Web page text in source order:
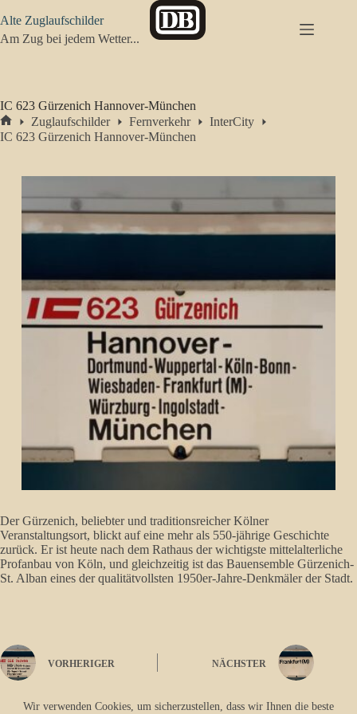
Inhalt
springen
Wir verwenden Cookies, um sicherzustellen, dass wir Ihnen die beste
Alte Zuglaufschilder
Am Zug bei jedem Wetter...
IC 623 Gürzenich Hannover-München
Start
Zuglaufschilder Fernverkehr
InterCity
IC 623 Gürzenich Hannover-München
Der Gürzenich, beliebter und traditionsreicher Kölner
Veranstaltungsort, blickt auf eine mehr als 550-jährige Geschichte
zurück. Er ist heute nach dem Rathaus der wichtigste mittelalterliche
Profanbau von Köln, und gleichzeitig ist das Bauensemble Gürzenich-
St. Alban eines der qualitätvollsten 1950er-Jahre-Denkmäler der Stadt.
VORHERIGER NÄCHSTER